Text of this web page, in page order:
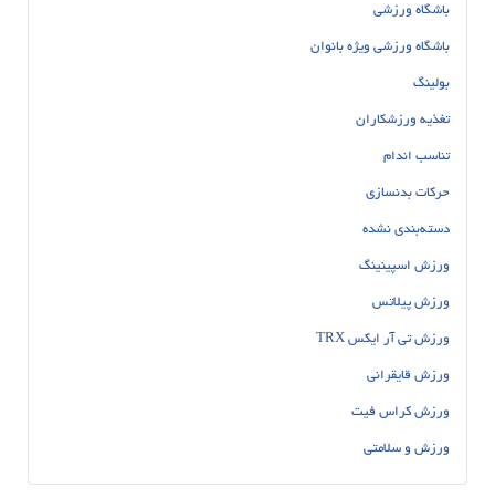
باشگاه ورزشی
باشگاه ورزشی ویژه بانوان
بولینگ
تغذیه ورزشکاران
تناسب اندام
حرکات بدنسازی
دسته‌بندی نشده
ورزش اسپینینگ
ورزش پیلاتس
ورزش تی آر ایکس TRX
ورزش قایقرانی
ورزش کراس فیت
ورزش و سلامتی